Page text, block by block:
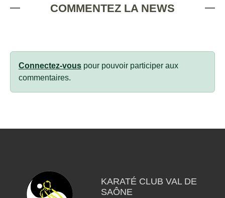
COMMENTEZ LA NEWS
Connectez-vous pour pouvoir participer aux
commentaires.
KARATÉ CLUB VAL DE
SAÔNE